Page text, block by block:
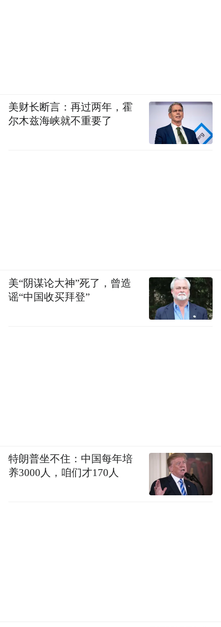
美财长断言：再过两年，霍
尔木兹海峡就不重要了
美“阴谋论大神”死了，曾造
谣“中国收买拜登”
特朗普坐不住：中国每年培
养3000人，咱们才170人